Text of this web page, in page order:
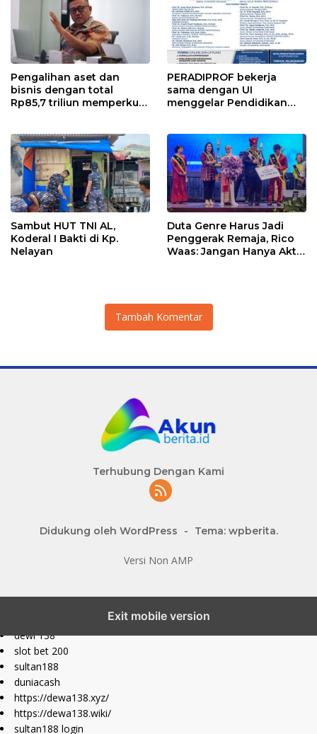
Pengalihan aset dan
bisnis dengan total
Rp85,7 triliun memperkuat
dari 90% aset jaringan
Telkom
PERADIPROF bekerja
sama dengan UI
menggelar Pendidikan
Sambut HUT TNI AL,
Koderal I Bakti di Kp.
Nelayan
Duta Genre Harus Jadi
Penggerak Remaja, Rico
Waas: Jangan Hanya Aktif
Tambah Komentar
Terhubung Dengan Kami
Didukung oleh WordPress - Tema: wpberita.
Versi Non AMP
Exit mobile version
dewi 138
slot bet 200
sultan188
duniacash
https://dewa138.xyz/
https://dewa138.wiki/
sultan188 login